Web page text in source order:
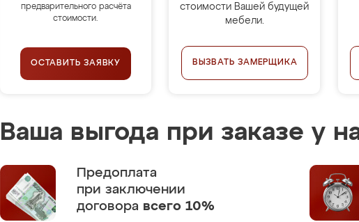
предварительного расчёта
стоимости.
ОСТАВИТЬ ЗАЯВКУ
стоимости Вашей будущей
мебели.
ВЫЗВАТЬ ЗАМЕРЩИКА
Ваша выгода при заказе у
Предоплата
при заключении
договора всего 10%